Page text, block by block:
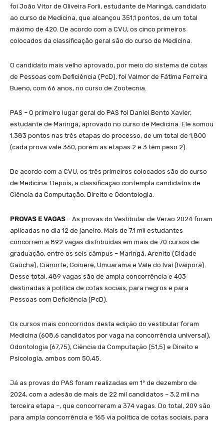
foi João Vítor de Oliveira Forli, estudante de Maringá, candidato
ao curso de Medicina, que alcançou 351,1 pontos, de um total
máximo de 420. De acordo com a CVU, os cinco primeiros
colocados da classificação geral são do curso de Medicina.
O candidato mais velho aprovado, por meio do sistema de cotas
de Pessoas com Deficiência (PcD), foi Valmor de Fátima Ferreira
Bueno, com 66 anos, no curso de Zootecnia.
PAS – O primeiro lugar geral do PAS foi Daniel Bento Xavier,
estudante de Maringá, aprovado no curso de Medicina. Ele somou
1.383 pontos nas três etapas do processo, de um total de 1.800
(cada prova vale 360, porém as etapas 2 e 3 têm peso 2).
De acordo com a CVU, os três primeiros colocados são do curso
de Medicina. Depois, a classificação contempla candidatos de
Ciência da Computação, Direito e Odontologia.
PROVAS E VAGAS – As provas do Vestibular de Verão 2024 foram
aplicadas no dia 12 de janeiro. Mais de 7,1 mil estudantes
concorrem a 892 vagas distribuídas em mais de 70 cursos de
graduação, entre os seis câmpus – Maringá, Arenito (Cidade
Gaúcha), Cianorte, Goioerê, Umuarama e Vale do Ivaí (Ivaiporã).
Desse total, 489 vagas são de ampla concorrência e 403
destinadas à política de cotas sociais, para negros e para
Pessoas com Deficiência (PcD).
Os cursos mais concorridos desta edição do vestibular foram
Medicina (608,6 candidatos por vaga na concorrência universal),
Odontologia (67,75), Ciência da Computação (51,5) e Direito e
Psicologia, ambos com 50,45.
Já as provas do PAS foram realizadas em 1º de dezembro de
2024, com a adesão de mais de 22 mil candidatos – 3,2 mil na
terceira etapa –, que concorreram a 374 vagas. Do total, 209 são
para ampla concorrência e 165 via política de cotas sociais, para